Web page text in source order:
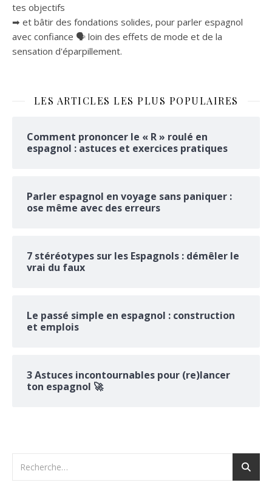
tes objectifs
➡ et bâtir des fondations solides, pour parler espagnol
avec confiance 🗣 loin des effets de mode et de la
sensation d'éparpillement.
LES ARTICLES LES PLUS POPULAIRES
Comment prononcer le « R » roulé en
espagnol : astuces et exercices pratiques
Parler espagnol en voyage sans paniquer :
ose même avec des erreurs
7 stéréotypes sur les Espagnols : démêler le
vrai du faux
Le passé simple en espagnol : construction
et emplois
3 Astuces incontournables pour (re)lancer
ton espagnol 🚀